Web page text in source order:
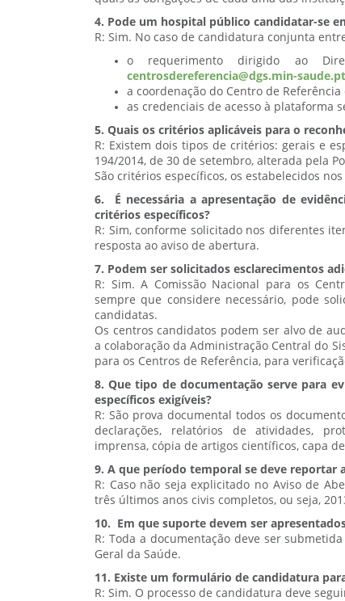
4. Pode um hospital público candidatar-se
R: Sim. No caso de candidatura conjunta
o requerimento dirigido ao
centrosdereferencia@dgs.min-saude.pt
a coordenação do Centro de
as credenciais de acesso à plataforma
5. Quais os critérios aplicáveis para o
R: Existem dois tipos de critérios: gerais e
194/2014, de 30 de setembro, alterada pela
São critérios específicos, os estabelecidos
6. É necessária a apresentação de
critérios específicos?
R: Sim, conforme solicitado nos diferentes
resposta ao aviso de abertura.
7. Podem ser solicitados esclarecimentos
R: Sim. A Comissão Nacional para os
sempre que considere necessário, pode
candidatas.
Os centros candidatos podem ser alvo de
a colaboração da Administração Central do
para os Centros de Referência, para
8. Que tipo de documentação serve para
específicos exigíveis?
R: São prova documental todos os
declarações, relatórios de atividades,
imprensa, cópia de artigos científicos, capa
9. A que período temporal se deve reportar
R: Caso não seja explicitado no Aviso de
três últimos anos civis completos, ou seja,
10. Em que suporte devem ser
R: Toda a documentação deve ser
Geral da Saúde.
11. Existe um formulário de candidatura
R: Sim. O processo de candidatura deve